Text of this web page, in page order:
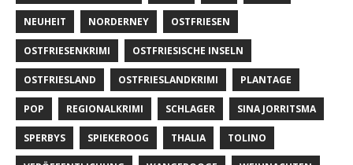
NEUHEIT NORDERNEY OSTFRIESEN
OSTFRIESENKRIMI OSTFRIESISCHE INSELN
OSTFRIESLAND OSTFRIESLANDKRIMI PLANTAGE
POP REGIONALKRIMI SCHLAGER SINA JORRITSMA
SPERBYS SPIEKEROOG THALIA TOLINO